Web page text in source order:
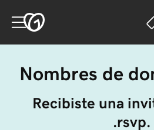
Nombres de
Recibiste una
.rsvp.